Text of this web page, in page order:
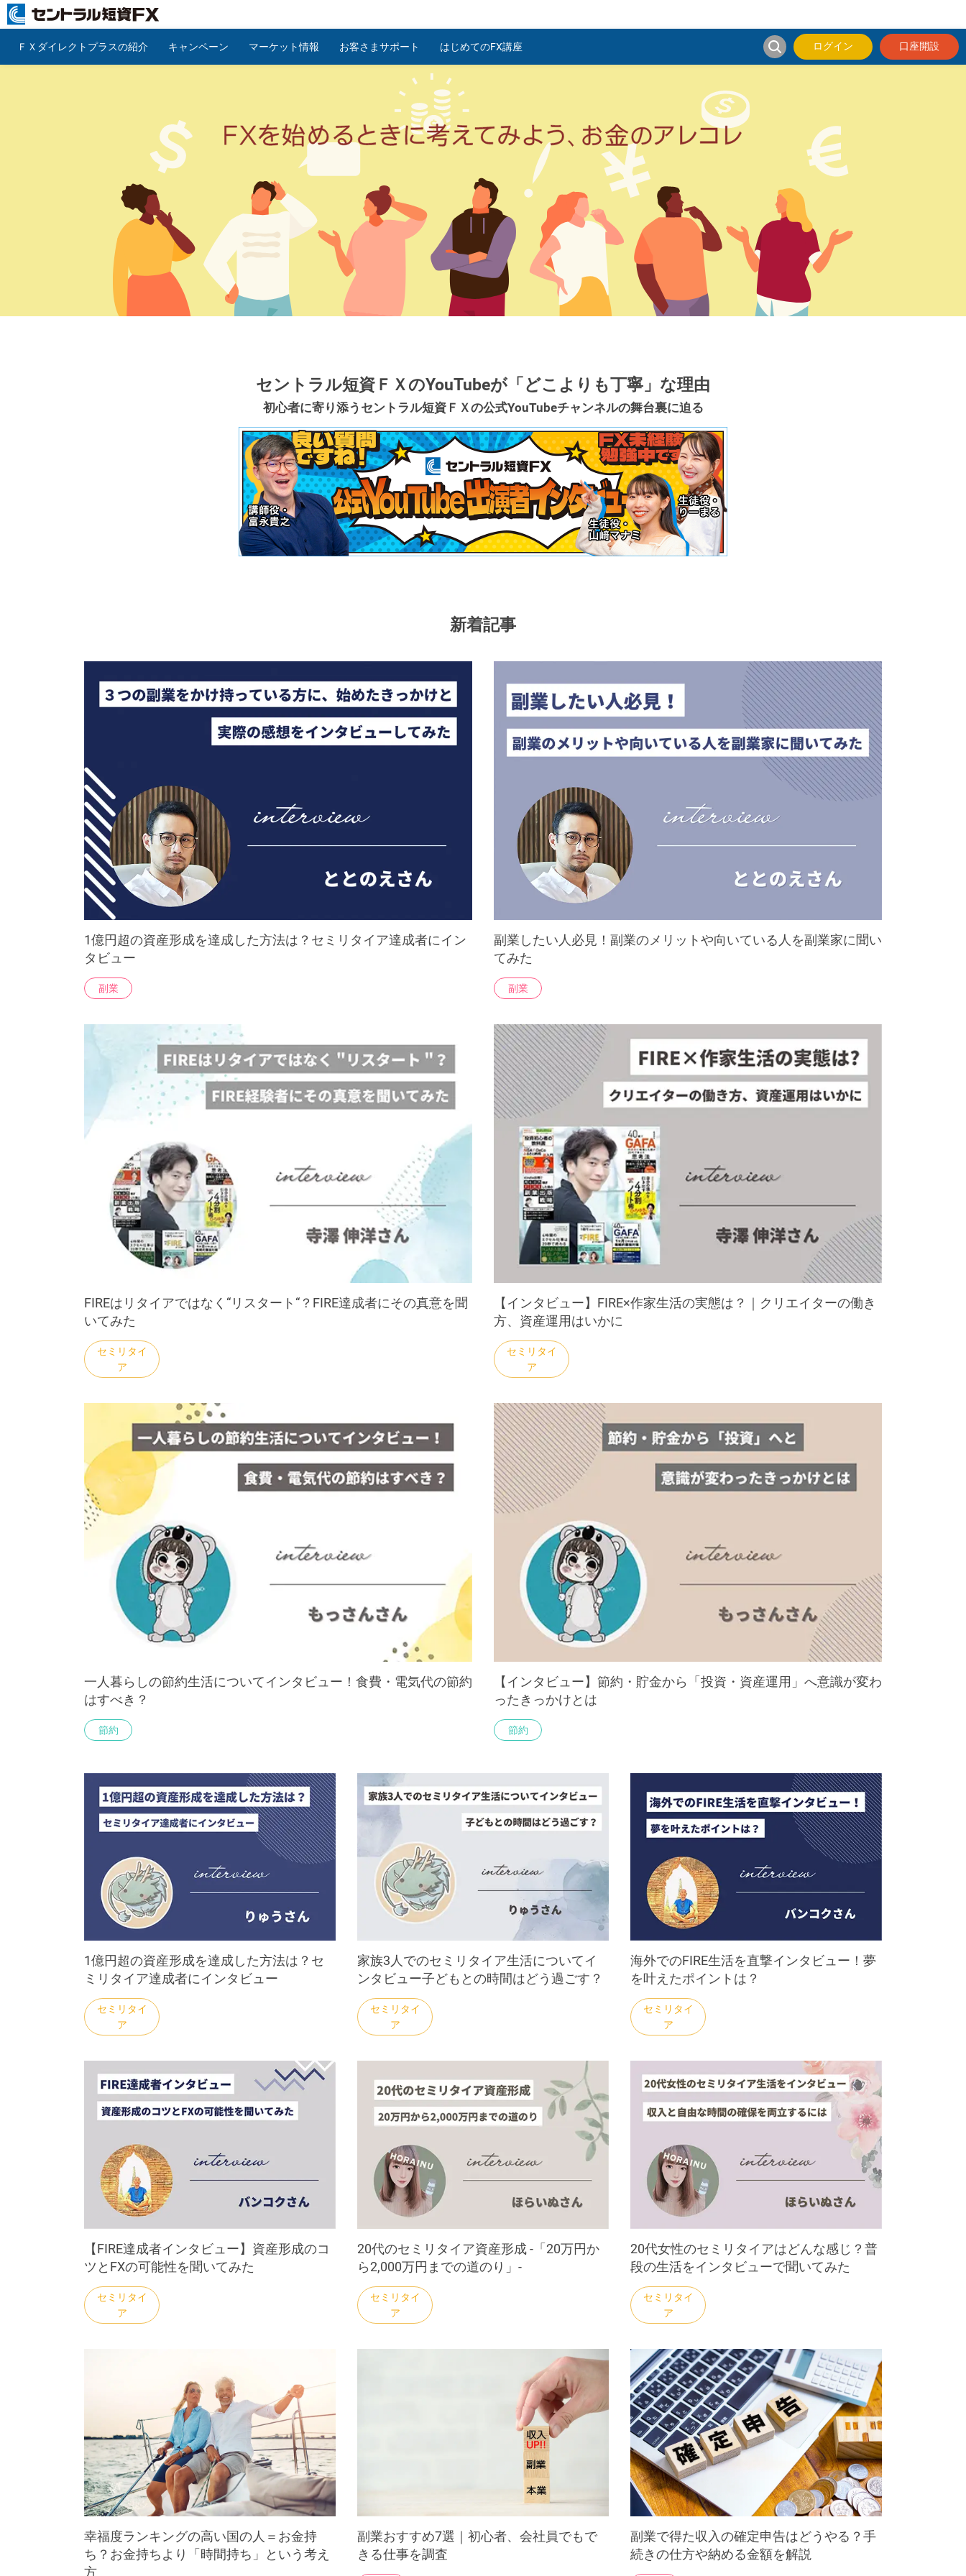
ＦＸダイレクトプラスの紹介 キャンペーン マーケット情報 お客さまサポート はじめてのFX講座 ログイン 口座開設
セントラル短資ＦＸのYouTubeが 「どこよりも丁寧」な理由
初心者に寄り添うセントラル短資ＦＸの公式YouTubeチャンネルの舞台裏に迫る
新着記事
1億円超の資産形成を達成した方法は？セミリタイア達成者にイン
タビュー
副業したい人必見！副業のメリットや向いている人を副業家に聞い
てみた
FIREはリタイアではなく“リスタート“？FIRE達成者にその真意を聞
いてみた
【インタビュー】FIRE×作家生活の実態は？｜クリエイターの働き
方、資産運用はいかに
一人暮らしの節約生活についてインタビュー！食費・電気代の節約
はすべき？
【インタビュー】節約・貯金から「投資・資産運用」へ意識が変わ
ったきっかけとは
1億円超の資産形成を達成した方法は？セ
ミリタイア達成者にインタビュー
家族3人でのセミリタイア生活についてイ
ンタビュー子どもとの時間はどう過ごす？
海外でのFIRE生活を直撃インタビュー！夢
を叶えたポイントは？
【FIRE達成者インタビュー】資産形成のコ
ツとFXの可能性を聞いてみた
20代のセミリタイア資産形成 -「20万円か
ら2,000万円までの道のり」-
20代女性のセミリタイアはどんな感じ？普
段の生活をインタビューで聞いてみた
幸福度ランキングの高い国の人＝お金持
ち？お金持ちより「時間持ち」という考え
方
副業おすすめ7選｜初心者、会社員でもで
きる仕事を調査
副業で得た収入の確定申告はどうやる？手
続きの仕方や納める金額を解説